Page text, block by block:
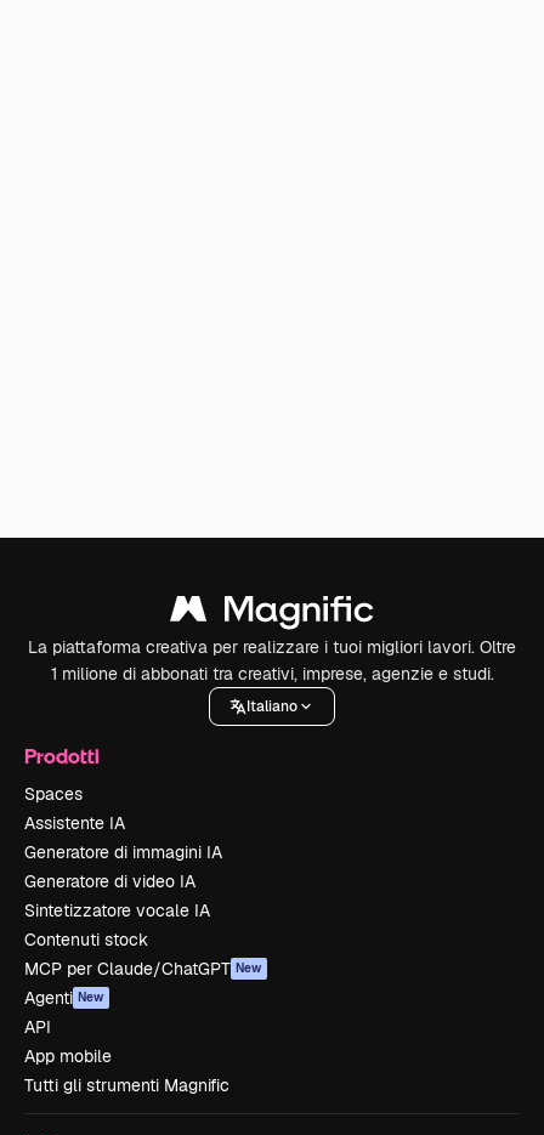
La piattaforma creativa per realizzare i tuoi migliori lavori. Oltre
1 milione di abbonati tra creativi, imprese, agenzie e studi.
Italiano
Prodotti
Spaces
Assistente IA
Generatore di immagini IA
Generatore di video IA
Sintetizzatore vocale IA
Contenuti stock
MCP per Claude/ChatGPT New
Agenti New
API
App mobile
Tutti gli strumenti Magnific